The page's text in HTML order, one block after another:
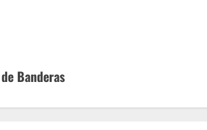
Banderas